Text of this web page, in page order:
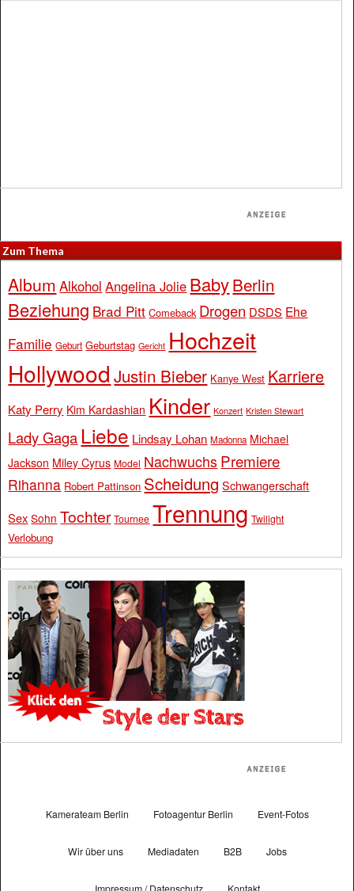
Zum Thema
Album Alkohol Angelina Jolie BabyBerlin
Beziehung Brad Pitt Comeback Drogen DSDS Ehe
Familie Geburt Geburtstag Gericht Hochzeit
Hollywood Justin Bieber Kanye West Karriere
Katy Perry Kim Kardashian Kinder Konzert Kristen Stewart
Lady Gaga Liebe Lindsay Lohan Madonna Michael
Jackson Miley Cyrus Model Nachwuchs Premiere
Rihanna Robert Pattinson Scheidung Schwangerschaft
Sex Sohn Tochter Tournee Trennung Twilight
Verlobung
Kamerateam Berlin Fotoagentur Berlin Event-Fotos
Wir über uns Mediadaten B2B Jobs
Impressum / Datenschutz Kontakt